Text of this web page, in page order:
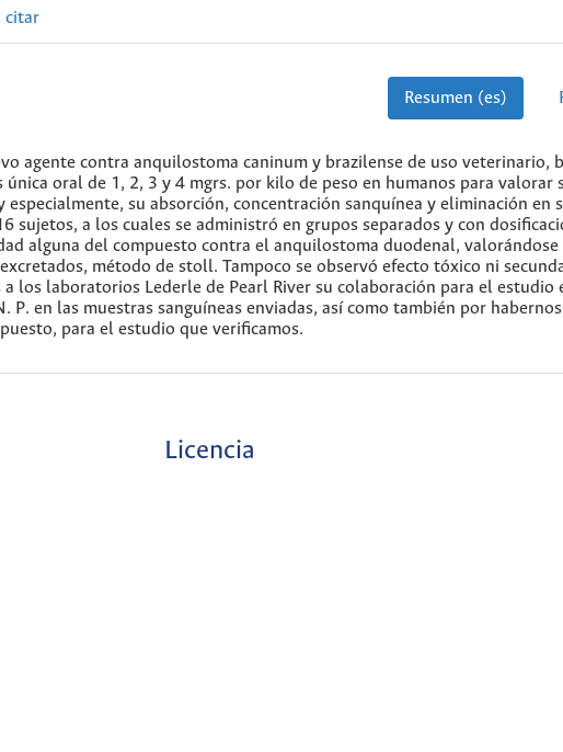
citar
Resumen (es)
agente contra anquilostoma caninum y brazilense de uso veterinario,
oral de 1, 2, 3 y 4 mgrs. por kilo de peso en humanos para valorar
su absorción, concentración sanquínea y eliminación en
sujetos, a los cuales se administró en grupos separados y con
alguna del compuesto contra el anquilostoma duodenal, valorándose
método de stoll. Tampoco se observó efecto tóxico ni
a los laboratorios Lederle de Pearl River su colaboración para el estudio
P. en las muestras sanguíneas enviadas, así como también por
para el estudio que verificamos.
Licencia